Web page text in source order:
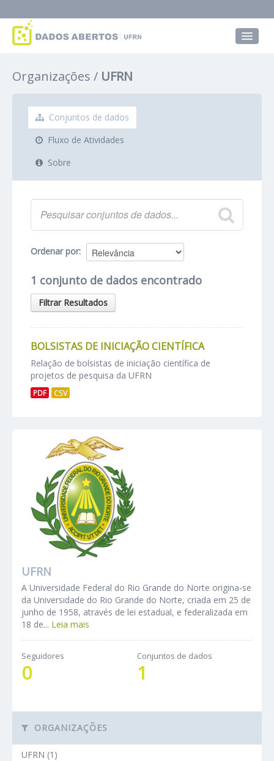
Grupos
Sobre
Organizações UFRN
Conjuntos de dados
Fluxo de Atividades
Sobre
Ordenar por
1 conjunto de dados encontrado
Filtrar Resultados
BOLSISTAS DE INICIAÇÃO CIENTÍFICA
Relação de bolsistas de iniciação científica de
projetos de pesquisa da UFRN
PDF CSV
UFRN
A Universidade Federal do Rio Grande do Norte origina-se
da Universidade do Rio Grande do Norte, criada em 25 de
junho de 1958, através de lei estadual, e federalizada em
18 de... Leia mais
Seguidores
0
Conjuntos de dados
1
ORGANIZAÇÕES
UFRN (1)